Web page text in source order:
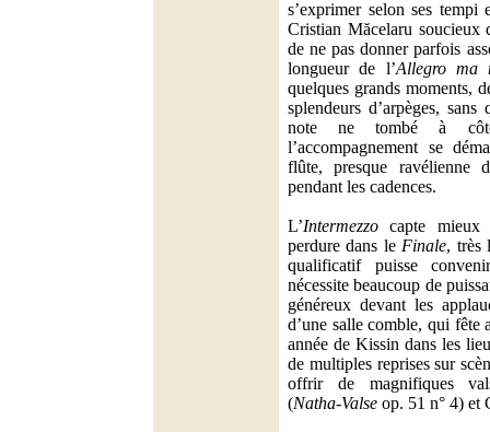
s’exprimer selon ses
Cristian Măcelaru soucieux
de ne pas donner parfois
longueur de l’Allegro ma
quelques grands moments,
splendeurs d’arpèges,
note ne tombé à
l’accompagnement se
flûte, presque ravélienne
pendant les cadences.
L’Intermezzo capte mieux
perdure dans le Finale, très
qualificatif puisse
nécessite beaucoup de
généreux devant les
d’une salle comble, qui fête
année de Kissin dans les
de multiples reprises sur
offrir de magnifiques
(Natha-Valse op. 51 n° 4) et